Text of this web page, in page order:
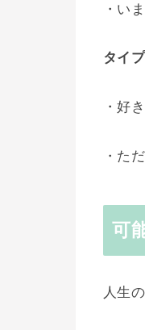
・い
タイ
・好
・た
可
人生